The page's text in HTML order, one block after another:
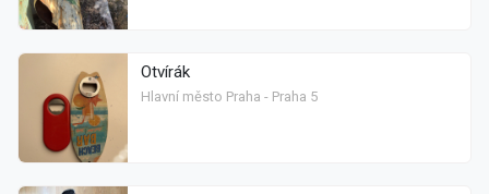
Otvírák
Hlavní město Praha - Praha 5